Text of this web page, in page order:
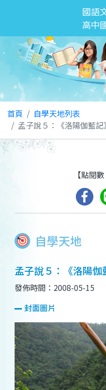
國語
高中
首頁
自學天地列表
孟子說５：《洛陽伽藍
自學天地
【點閱
孟子說５：《洛陽
發佈時間：2008-05-15
封面圖片